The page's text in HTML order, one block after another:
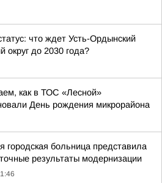
что ждет Усть-Ордынский
округ до 2030 года?
как в ТОС «Лесной»
День рождения микрорайона
городская больница представила
результаты модернизации